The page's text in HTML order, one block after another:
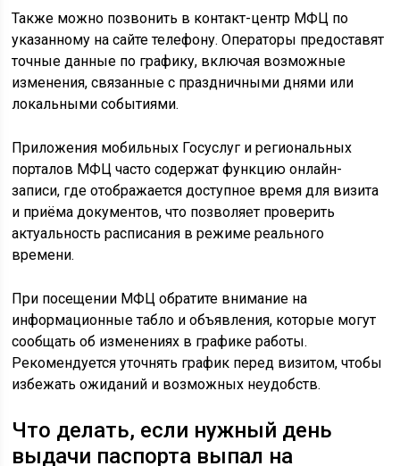
Также можно позвонить в контакт-центр МФЦ по
указанному на сайте телефону. Операторы предоставят
точные данные по графику, включая возможные
изменения, связанные с праздничными днями или
локальными событиями.
Приложения мобильных Госуслуг и региональных
порталов МФЦ часто содержат функцию онлайн-
записи, где отображается доступное время для визита
и приёма документов, что позволяет проверить
актуальность расписания в режиме реального
времени.
При посещении МФЦ обратите внимание на
информационные табло и объявления, которые могут
сообщать об изменениях в графике работы.
Рекомендуется уточнять график перед визитом, чтобы
избежать ожиданий и возможных неудобств.
Что делать, если нужный день
выдачи паспорта выпал на